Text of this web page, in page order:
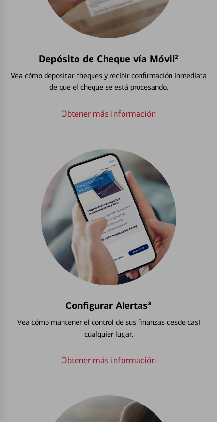
Depósito de Cheque vía Móvil²
Vea cómo depositar cheques y recibir confirmación inmediata
de que el cheque se está procesando.
Obtener más información
Configurar Alertas³
Vea cómo mantener el control de sus finanzas desde casi
cualquier lugar.
Obtener más información